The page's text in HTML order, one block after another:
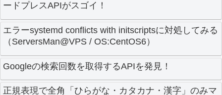
ードプレスAPIがスゴイ！
エラーsystemd conflicts with initscriptsに対処してみる
（ServersMan@VPS / OS:CentOS6）
Googleの検索回数を取得するAPIを発見！
正規表現で全角「ひらがな・カタカナ・漢字」のみマ